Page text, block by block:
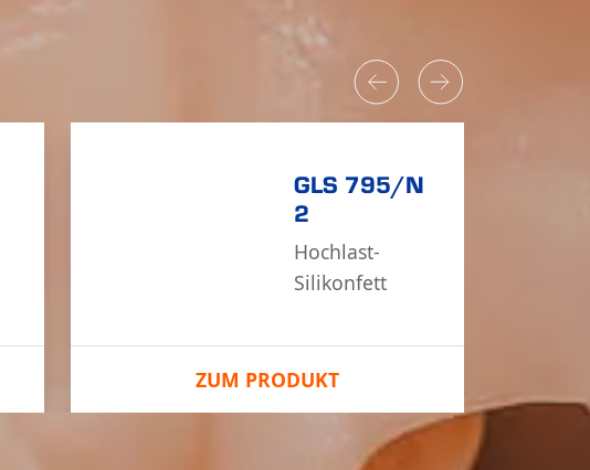
GLS 795/N
2
Hoch­last-
Silikon­fett
ZUM PRODUKT